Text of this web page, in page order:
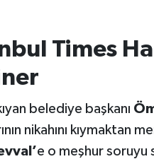
Times
belediye başkanı
nikahını kıymaktan
e o meşhur soruyu